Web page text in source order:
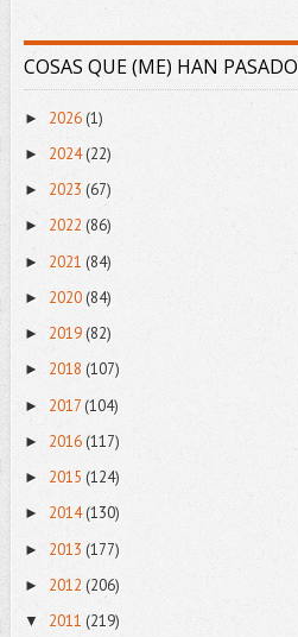
COSAS QUE (ME) HAN PASADO
► 2026(1)
► 2024(22)
► 2023 (67)
► 2022 (86)
► 2021 (84)
► 2020(84)
► 2019 (82)
► 2018 (107)
► 2017(104)
► 2016 (117)
► 2015 (124)
► 2014(130)
► 2013 (177)
► 2012 (206)
▼ 2011 (219)